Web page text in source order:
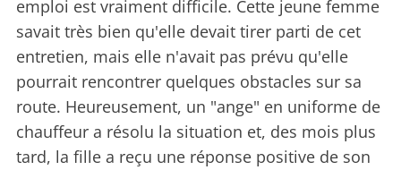
emploi est vraiment difficile. Cette jeune femme
savait très bien qu'elle devait tirer parti de cet
entretien, mais elle n'avait pas prévu qu'elle
pourrait rencontrer quelques obstacles sur sa
route. Heureusement, un "ange" en uniforme de
chauffeur a résolu la situation et, des mois plus
tard, la fille a reçu une réponse positive de son